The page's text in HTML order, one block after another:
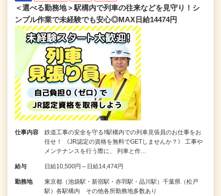
＜選べる勤務地＞駅構内で列車の往来などを見守り！シ
ンプル作業で未経験でも安心◎MAX日給14474円
仕事内容
鉄道工事の安全を守る!!駅構内での列車見張員のお仕事をお
任せ！ 《JR認定の資格を無料でGETしませんか？》 工事や
メンテナンスを行う際に、 列車と作…
給与 日給10,500円～日給14,474円
勤務地
東京都（池袋駅・新宿駅・赤羽駅・品川駅）千葉県（松戸
駅）各駅構内 その他各所勤務地多数あり